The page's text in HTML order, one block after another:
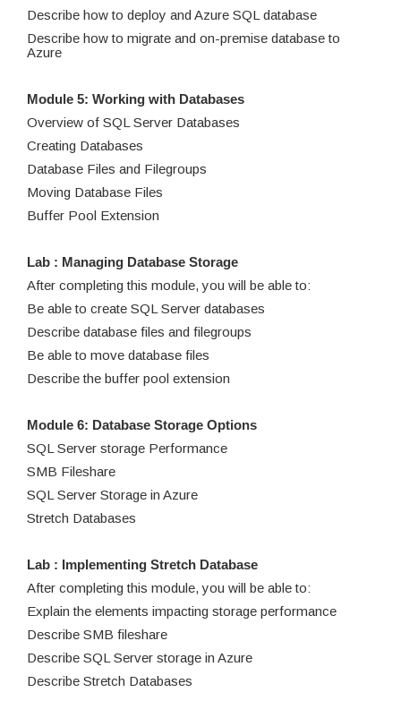
Describe how to deploy and Azure SQL database
Describe how to migrate and on-premise database to
Azure
Module 5: Working with Databases
Overview of SQL Server Databases
Creating Databases
Database Files and Filegroups
Moving Database Files
Buffer Pool Extension
Lab : Managing Database Storage
After completing this module, you will be able to:
Be able to create SQL Server databases
Describe database files and filegroups
Be able to move database files
Describe the buffer pool extension
Module 6: Database Storage Options
SQL Server storage Performance
SMB Fileshare
SQL Server Storage in Azure
Stretch Databases
Lab : Implementing Stretch Database
After completing this module, you will be able to:
Explain the elements impacting storage performance
Describe SMB fileshare
Describe SQL Server storage in Azure
Describe Stretch Databases